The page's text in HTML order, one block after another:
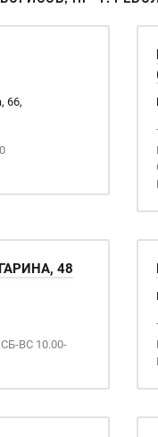
66,
48
ВС 10.00-